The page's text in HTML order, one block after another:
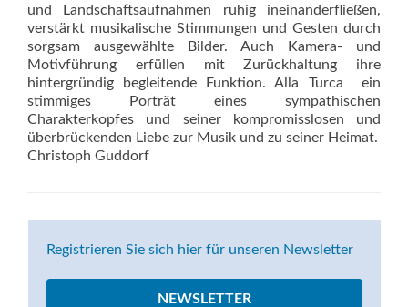
und Landschaftsaufnahmen ruhig ineinanderfließen,
verstärkt musikalische Stimmungen und Gesten durch
sorgsam ausgewählte Bilder. Auch Kamera- und
Motivführung erfüllen mit Zurückhaltung ihre
hintergründig begleitende Funktion. Alla Turca  ein
stimmiges Porträt eines sympathischen
Charakterkopfes und seiner kompromisslosen und
überbrückenden Liebe zur Musik und zu seiner Heimat.
Christoph Guddorf
Registrieren Sie sich hier für unseren Newsletter
NEWSLETTER